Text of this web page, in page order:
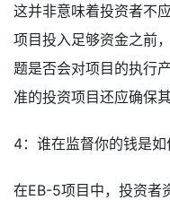
这并非意味着投资者不
项目投入足够资金之前
题是否会对项目的执行
准的投资项目还应确保
4：谁在监督你的钱是如
在EB-5项目中，投资者